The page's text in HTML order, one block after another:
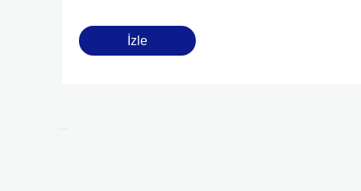
İzle